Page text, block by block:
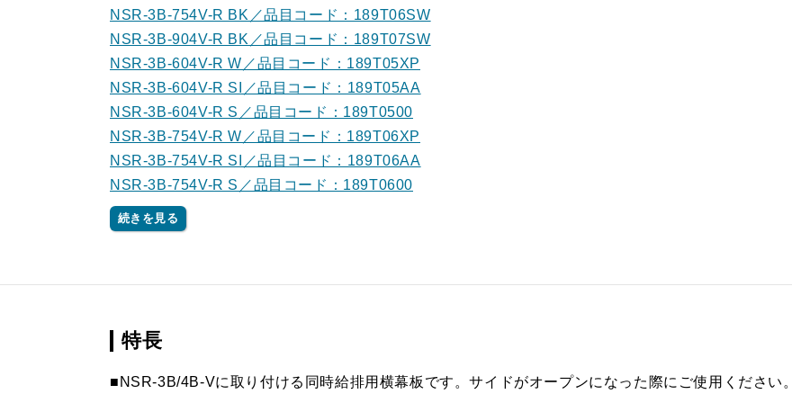
NSR-3B-754V-R BK／品目コード：189T06SW
NSR-3B-904V-R BK／品目コード：189T07SW
NSR-3B-604V-R W／品目コード：189T05XP
NSR-3B-604V-R SI／品目コード：189T05AA
NSR-3B-604V-R S／品目コード：189T0500
NSR-3B-754V-R W／品目コード：189T06XP
NSR-3B-754V-R SI／品目コード：189T06AA
NSR-3B-754V-R S／品目コード：189T0600
続きを見る
特長
■NSR-3B/4B-Vに取り付ける同時給排用横幕板です。サイドがオープンになった際にご使用ください。